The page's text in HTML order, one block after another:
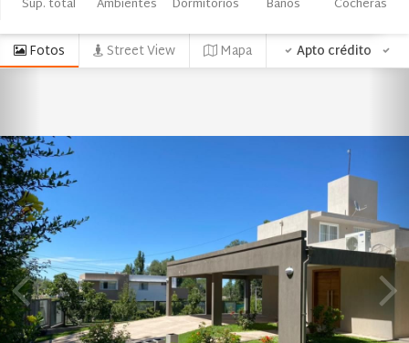
Sup. total Ambientes Dormitorios Baños Cocheras
Fotos Street View Mapa Apto crédito